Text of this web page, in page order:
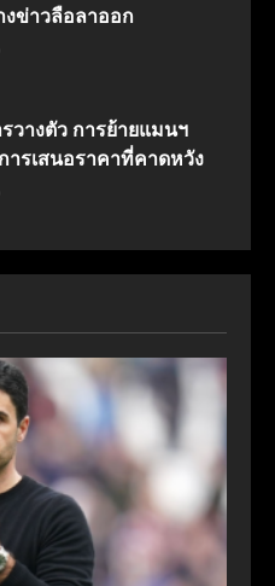
ข่าวลือลาออก
วางตัว การย้ายแมนฯ
ารเสนอราคาที่คาดหวัง